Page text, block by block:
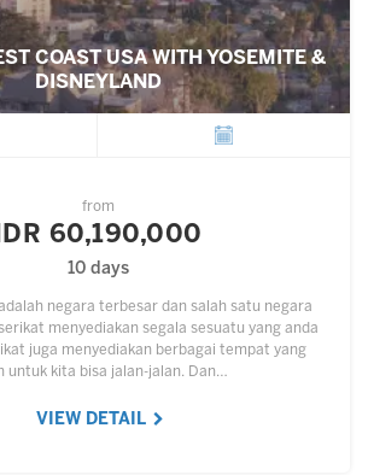
COAST USA WITH YOSEMITE &
DISNEYLAND
from
IDR 60,190,000
10 days
negara terbesar dan salah satu negara
menyediakan segala sesuatu yang anda
juga menyediakan berbagai tempat yang
untuk kita bisa jalan-jalan. Dan…
VIEW DETAIL